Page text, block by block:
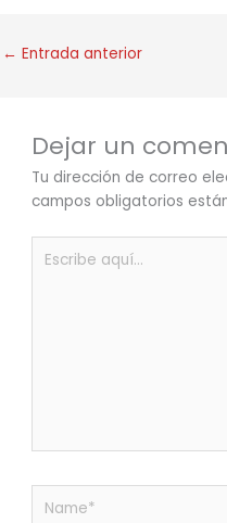
← Entrada anterior
Dejar un
Tu dirección de correo
campos obligatorios
aquí...